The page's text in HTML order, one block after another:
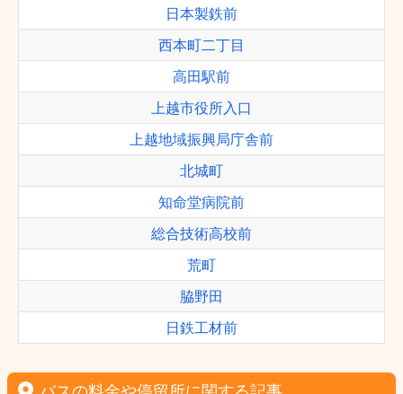
日本製鉄前
西本町二丁目
高田駅前
上越市役所入口
上越地域振興局庁舎前
北城町
知命堂病院前
総合技術高校前
荒町
脇野田
日鉄工材前